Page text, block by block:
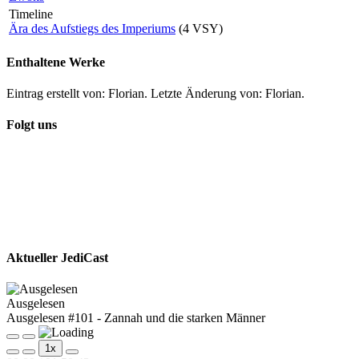
Timeline
Ära des Aufstiegs des Imperiums (4 VSY)
Enthaltene Werke
Eintrag erstellt von: Florian. Letzte Änderung von: Florian.
Folgt uns
Aktueller JediCast
Ausgelesen
Ausgelesen #101 - Zannah und die starken Männer
Play
Episode
Pause
Episode
1x